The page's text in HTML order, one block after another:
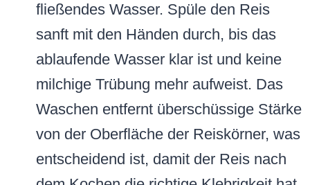
fließendes Wasser. Spüle den Reis
sanft mit den Händen durch, bis das
ablaufende Wasser klar ist und keine
milchige Trübung mehr aufweist. Das
Waschen entfernt überschüssige Stärke
von der Oberfläche der Reiskörner, was
entscheidend ist, damit der Reis nach